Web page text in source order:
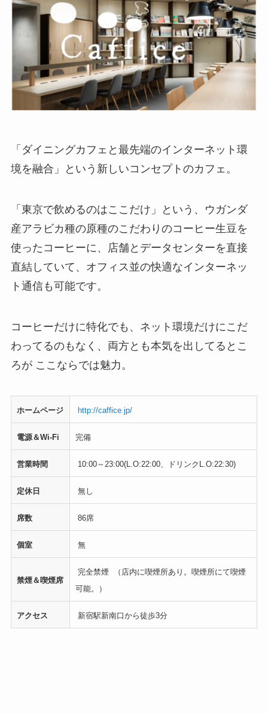
「ダイニングカフェと最先端のインターネット環
境を融合」という新しいコンセプトのカフェ。
「東京で飲めるのはここだけ」という、ウガンダ
産アラビカ種の原種のこだわりのコーヒー生豆を
使ったコーヒーに、店舗とデータセンターを直接
直結していて、オフィス並の快適なインターネッ
ト通信も可能です。
コーヒーだけに特化でも、ネット環境だけにこだ
わってるのもなく、両方とも本気を出してるとこ
ろが ここならでは魅力。
ホームページ http://caffice.jp/
電源＆Wi-Fi 完備
営業時間 10:00～23:00(L.O:22:00、ドリンクL.O:22:30)
定休日 無し
席数 86席
個室 無
禁煙＆喫煙席
完全禁煙 （店内に喫煙所あり。喫煙所にて喫煙
可能。）
アクセス 新宿駅新南口から徒歩3分